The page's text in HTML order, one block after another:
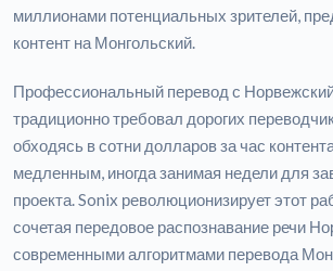
миллионами потенциальных зрителей,
контент на Монгольский.
Профессиональный перевод с
традиционно требовал дорогих
обходясь в сотни долларов за час
медленным, иногда занимая недели для
проекта. Sonix революционизирует этот
сочетая передовое распознавание речи
современными алгоритмами перевода